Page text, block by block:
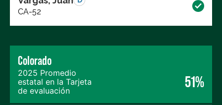
CA-52
Colorado
2025 Promedio
estatal en la Tarjeta
de evaluación
51%